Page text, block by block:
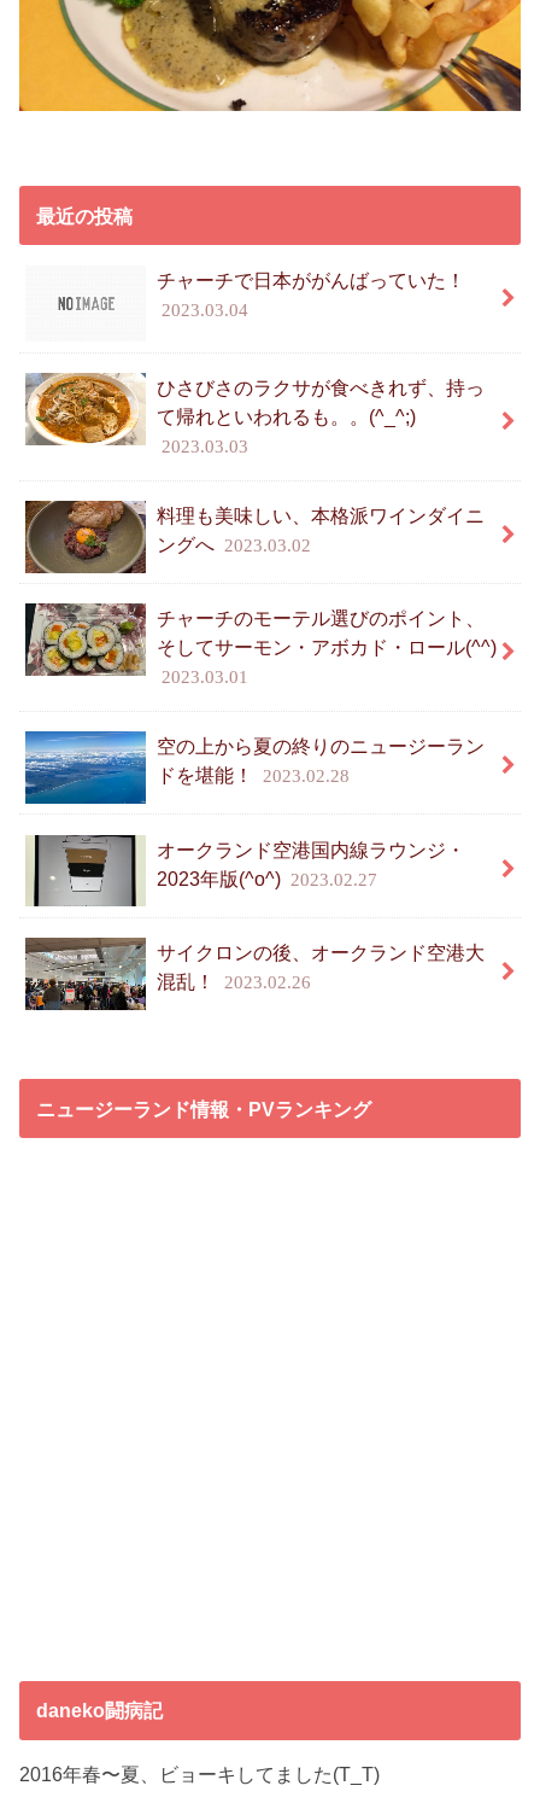
最近の投稿
チャーチで日本ががんばっていた！
2023.03.04
ひさびさのラクサが食べきれず、持っ
て帰れといわれるも。。(^_^;)
2023.03.03
料理も美味しい、本格派ワインダイニ
ングへ 2023.03.02
チャーチのモーテル選びのポイント、
そしてサーモン・アボカド・ロール(^^)
2023.03.01
空の上から夏の終りのニュージーラン
ドを堪能！
2023.02.28
オークランド空港国内線ラウンジ・
2023年版(^o^) 2023.02.27
サイクロンの後、オークランド空港大
混乱！
2023.02.26
ニュージーランド情報・PVランキング
daneko闘病記
2016年春〜夏、ビョーキしてました(T_T)